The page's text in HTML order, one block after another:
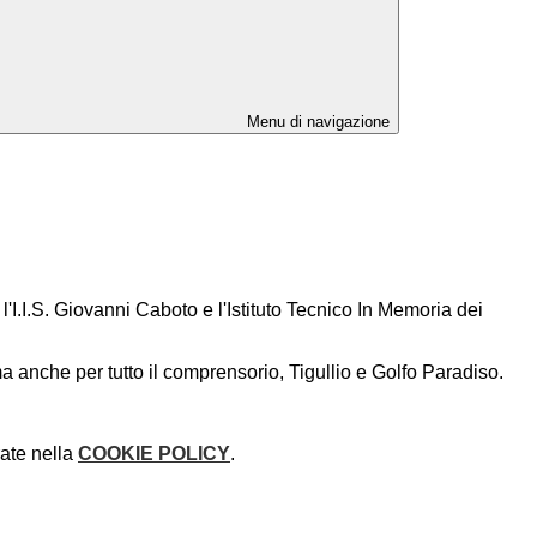
Menu di navigazione
Giovanni Caboto e l'Istituto Tecnico In Memoria dei
anche per tutto il comprensorio, Tigullio e Golfo Paradiso.
nella COOKIE POLICY.